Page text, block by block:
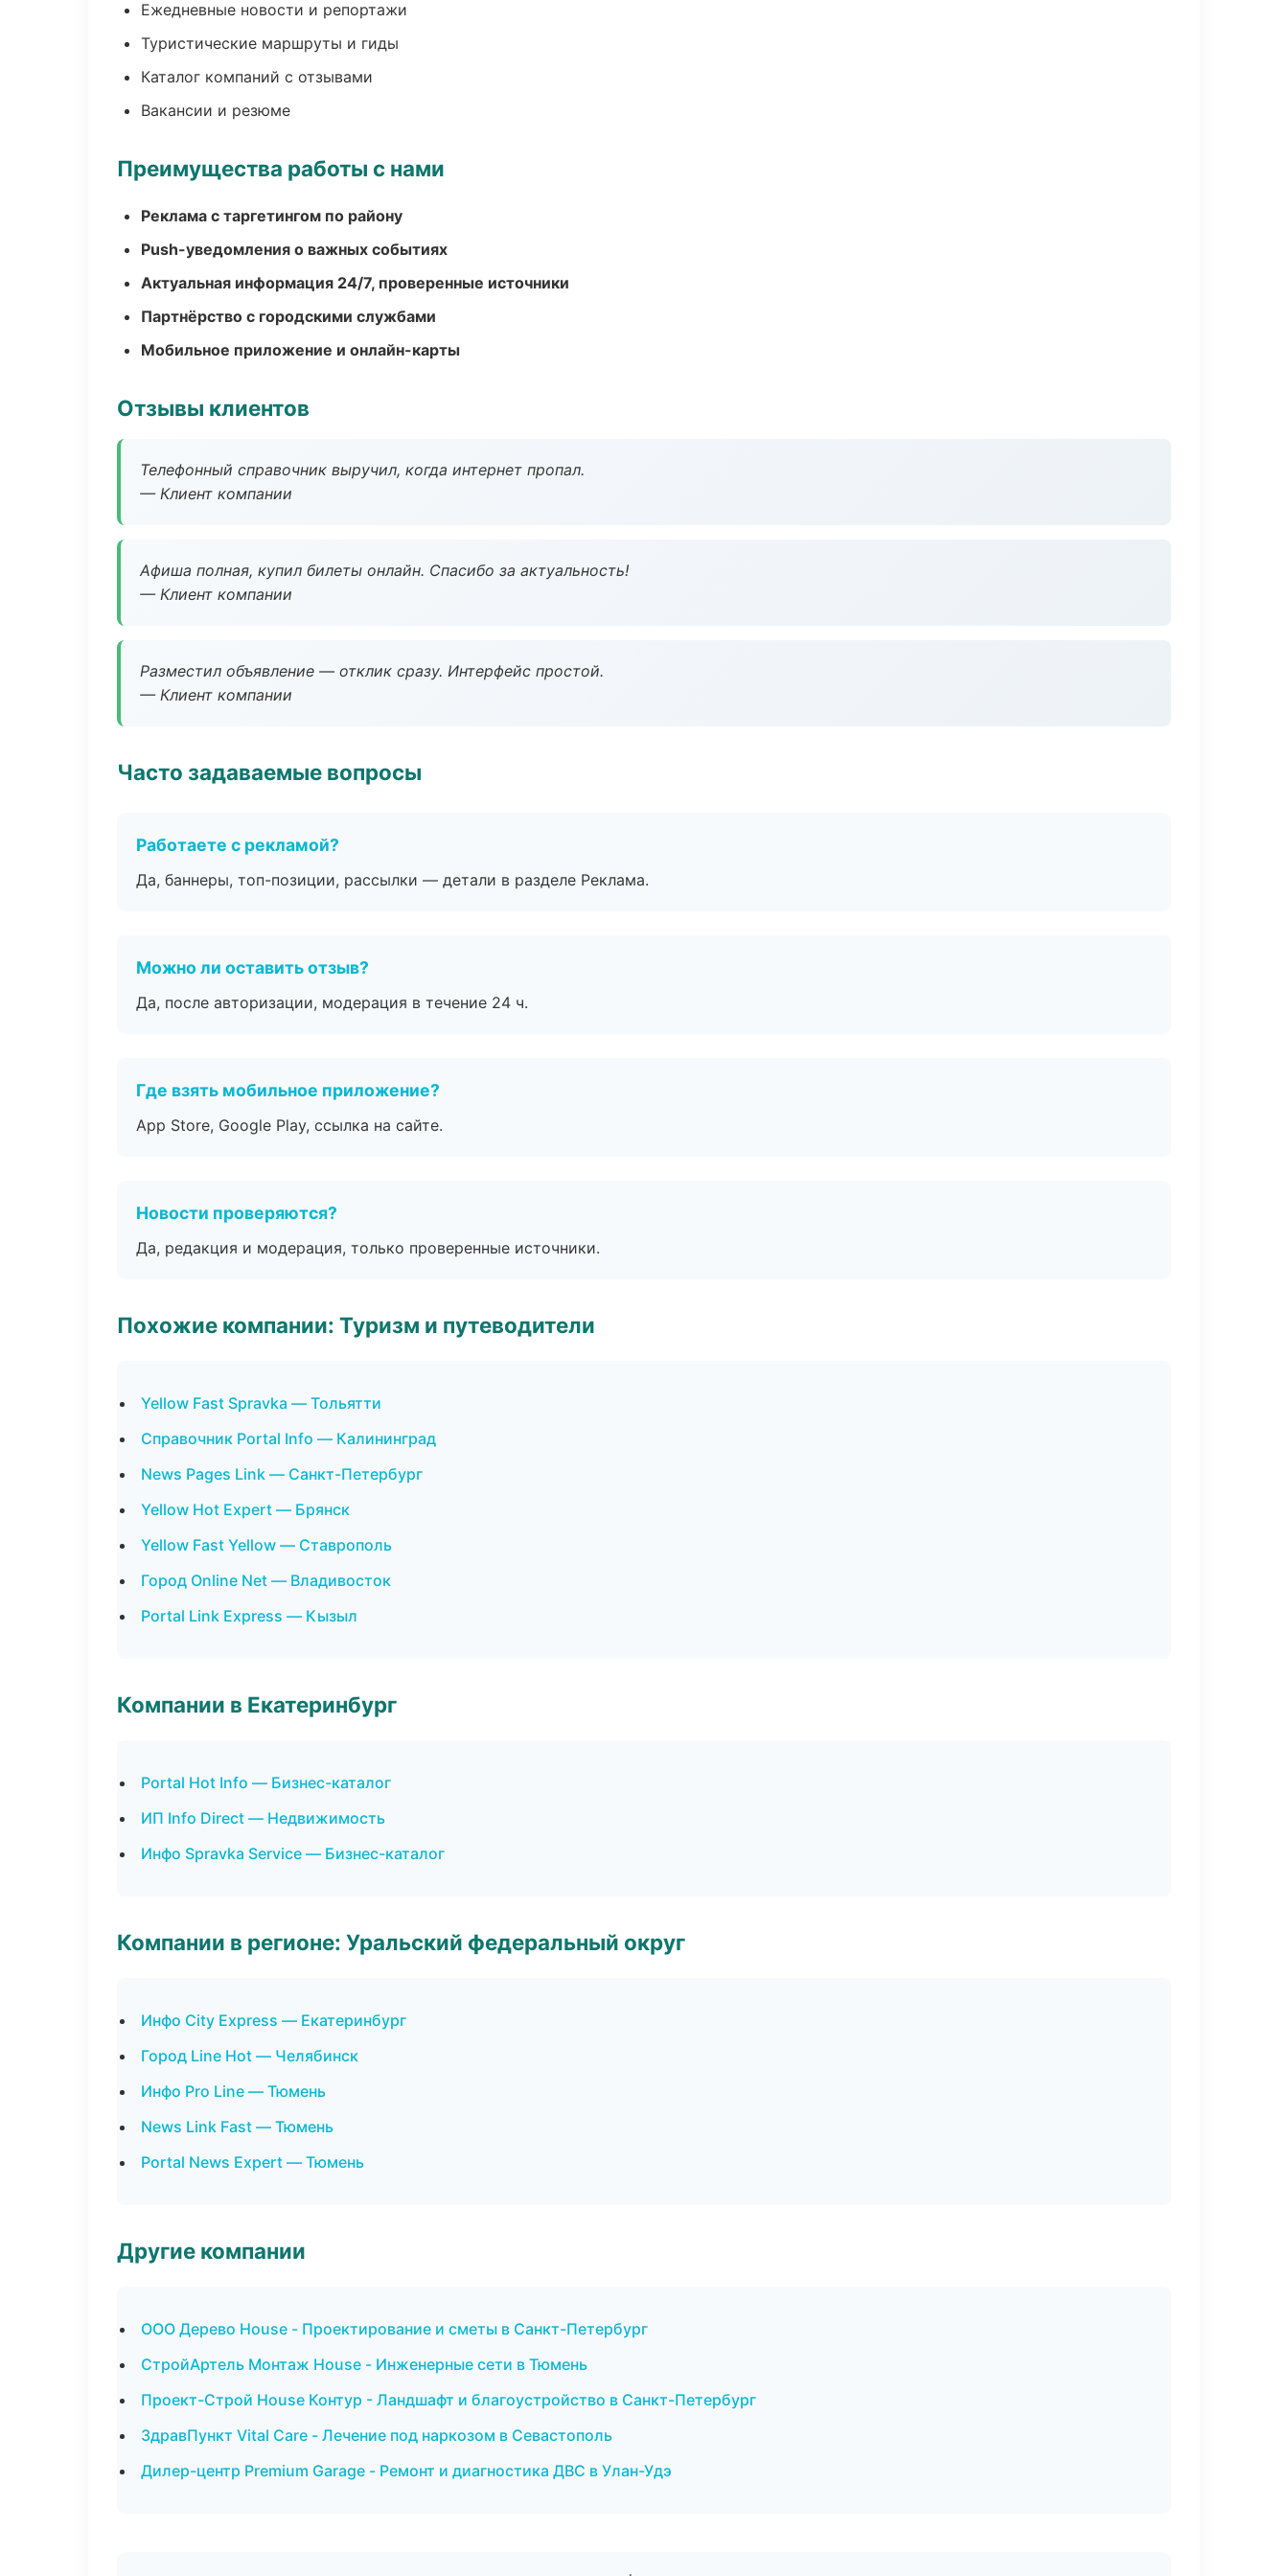
Ежедневные новости и репортажи
Туристические маршруты и гиды
Каталог компаний с отзывами
Вакансии и резюме
Преимущества работы с нами
Реклама с таргетингом по району
Push-уведомления о важных событиях
Актуальная информация 24/7, проверенные источники
Партнёрство с городскими службами
Мобильное приложение и онлайн-карты
Отзывы клиентов
Телефонный справочник выручил, когда интернет пропал.
— Клиент компании
Афиша полная, купил билеты онлайн. Спасибо за актуальность!
— Клиент компании
Разместил объявление — отклик сразу. Интерфейс простой.
— Клиент компании
Часто задаваемые вопросы
Работаете с рекламой?
Да, баннеры, топ-позиции, рассылки — детали в разделе Реклама.
Можно ли оставить отзыв?
Да, после авторизации, модерация в течение 24 ч.
Где взять мобильное приложение?
App Store, Google Play, ссылка на сайте.
Новости проверяются?
Да, редакция и модерация, только проверенные источники.
Похожие компании: Туризм и путеводители
Yellow Fast Spravka — Тольятти
Справочник Portal Info — Калининград
News Pages Link — Санкт-Петербург
Yellow Hot Expert — Брянск
Yellow Fast Yellow — Ставрополь
Город Online Net — Владивосток
Portal Link Express — Кызыл
Компании в Екатеринбург
Portal Hot Info — Бизнес-каталог
ИП Info Direct — Недвижимость
Инфо Spravka Service — Бизнес-каталог
Компании в регионе: Уральский федеральный округ
Инфо City Express — Екатеринбург
Город Line Hot — Челябинск
Инфо Pro Line — Тюмень
News Link Fast — Тюмень
Portal News Expert — Тюмень
Другие компании
ООО Дерево House - Проектирование и сметы в Санкт-Петербург
СтройАртель Монтаж House - Инженерные сети в Тюмень
Проект-Строй House Контур - Ландшафт и благоустройство в Санкт-Петербург
ЗдравПункт Vital Care - Лечение под наркозом в Севастополь
Дилер-центр Premium Garage - Ремонт и диагностика ДВС в Улан-Удэ